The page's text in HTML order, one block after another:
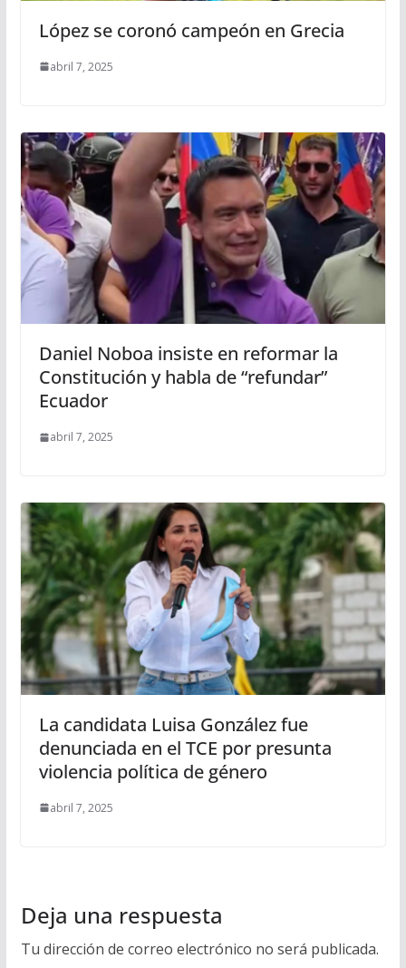
López se coronó campeón en Grecia
abril 7, 2025
Daniel Noboa insiste en reformar la
Constitución y habla de “refundar”
Ecuador
abril 7, 2025
La candidata Luisa González fue
denunciada en el TCE por presunta
violencia política de género
abril 7, 2025
Deja una respuesta
Tu dirección de correo electrónico no será publicada.